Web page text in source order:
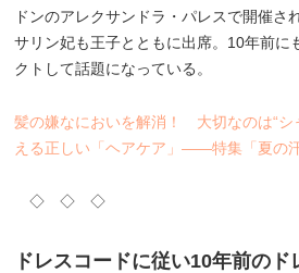
ドンのアレクサンドラ・パレスで開催さ
サリン妃も王子とともに出席。10年前に
クトして話題になっている。
髪の嫌なにおいを解消！ 大切なのは“
える正しい「ヘアケア」――特集「夏の汗
◇ ◇ ◇
ドレスコードに従い10年前のド